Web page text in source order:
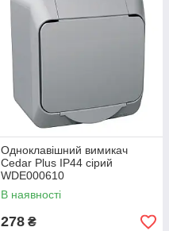
Одноклавішний вимикач
Cedar Plus IP44 сірий
WDE000610
В наявності
278 ₴